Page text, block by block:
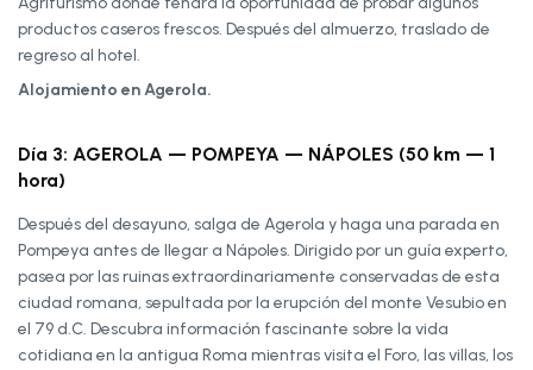
productos caseros frescos. Después del almuerzo, traslado de
regreso al hotel.
Alojamiento en Agerola.
Día 3: AGEROLA — POMPEYA — NÁPOLES (50 km — 1
hora)
Después del desayuno, salga de Agerola y haga una parada en
Pompeya antes de llegar a Nápoles. Dirigido por un guía experto,
pasea por las ruinas extraordinariamente conservadas de esta
ciudad romana, sepultada por la erupción del monte Vesubio en
el 79 d.C. Descubra información fascinante sobre la vida
cotidiana en la antigua Roma mientras visita el Foro, las villas, los